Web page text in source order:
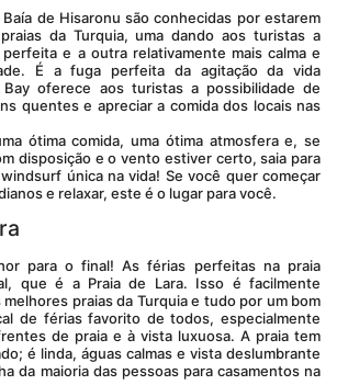
da Turquia, uma dando aos turistas a
e a outra relativamente mais calma e
É a fuga perfeita da agitação da vida
Bay oferece aos turistas a possibilidade de
quentes e apreciar a comida dos locais nas
disposição e o vento estiver certo, saia para
única na vida! Se você quer começar
e relaxar, este é o lugar para você.
que é a Praia de Lara. Isso é facilmente
praias da Turquia e tudo por um bom
de férias favorito de todos, especialmente
de praia e à vista luxuosa. A praia tem
é linda, águas calmas e vista deslumbrante
da maioria das pessoas para casamentos na